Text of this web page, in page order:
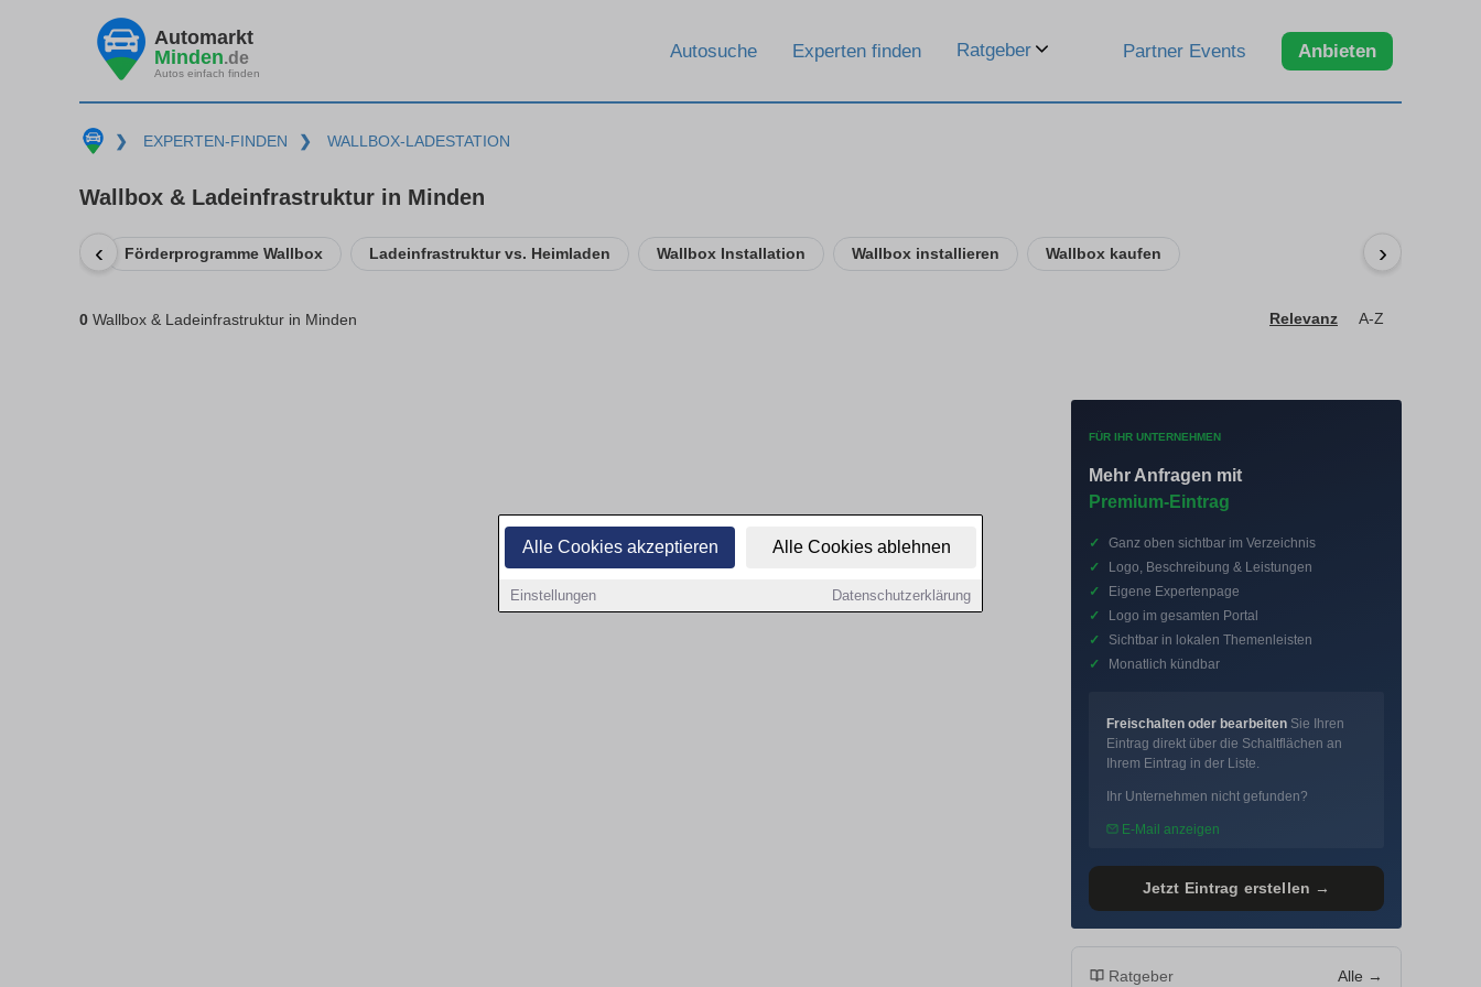
Alle Cookies akzeptieren Alle Cookies ablehnen
Einstellungen Datenschutzerklärung
Automarkt
Minden.de
Autos einfach finden
Autosuche Experten finden Ratgeber Partner Events Anbieten
❯ EXPERTEN-FINDEN ❯ WALLBOX-LADESTATION
Wallbox & Ladeinfrastruktur in Minden
‹ Förderprogramme Wallbox Ladeinfrastruktur vs. Heimladen Wallbox Installation Wallbox installieren Wallbox kaufen ›
0 Wallbox & Ladeinfrastruktur in Minden Relevanz A-Z
FÜR IHR UNTERNEHMEN
Mehr Anfragen mit
Premium-Eintrag
✓
Ganz oben sichtbar im Verzeichnis
✓
Logo, Beschreibung & Leistungen
✓
Eigene Expertenpage
✓
Logo im gesamten Portal
✓
Sichtbar in lokalen Themenleisten
✓
Monatlich kündbar
Freischalten oder bearbeiten Sie Ihren
Eintrag direkt über die Schaltflächen an
Ihrem Eintrag in der Liste.
Ihr Unternehmen nicht gefunden?
E-Mail anzeigen
Jetzt Eintrag erstellen →
Ratgeber Alle →